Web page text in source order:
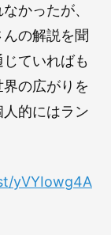
かったが、
の解説を聞
ていればも
の広がりを
的にはラン